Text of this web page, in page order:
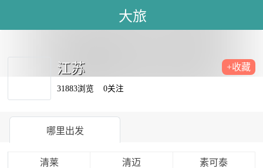
大旅
江苏 +收藏
31883浏览 0关注
哪里出发
清莱 清迈 素可泰